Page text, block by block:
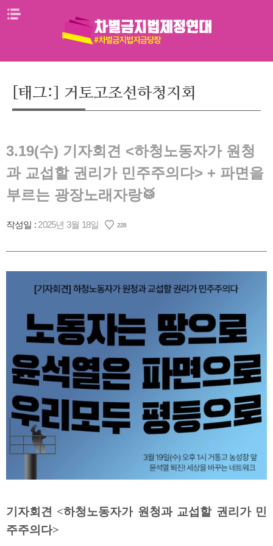
Skip
[태그:] 거토고조선하청지회
3.19(수) 기자회견 <하청노동자가 원청
과 교섭할 권리가 민주주의다> + 파면을
부르는 광장노래자랑🥁
작성일 : 2025년 3월 18일 228
기자회견 <하청노동자가 원청과 교섭할 권리가 민
주주의다>